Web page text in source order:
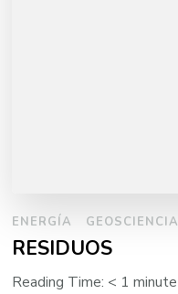
ENERGÍA GEOSCIENCIA
RESIDUOS
Reading Time: < 1 minute